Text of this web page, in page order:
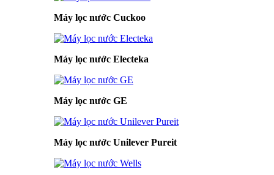
Máy lọc nước Cuckoo
Máy lọc nước Electeka
Máy lọc nước GE
Máy lọc nước Unilever Pureit